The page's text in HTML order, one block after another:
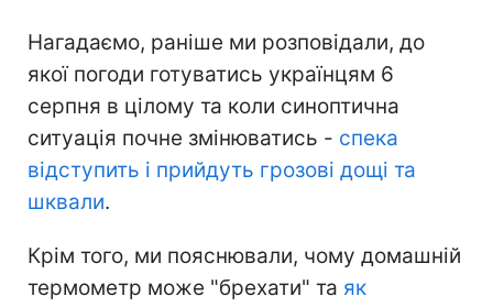
Нагадаємо, раніше ми розповідали, до
якої погоди готуватись українцям 6
серпня в цілому та коли синоптична
ситуація почне змінюватись - спека
відступить і прийдуть грозові дощі та
шквали.
Крім того, ми пояснювали, чому домашній
термометр може "брехати" та як